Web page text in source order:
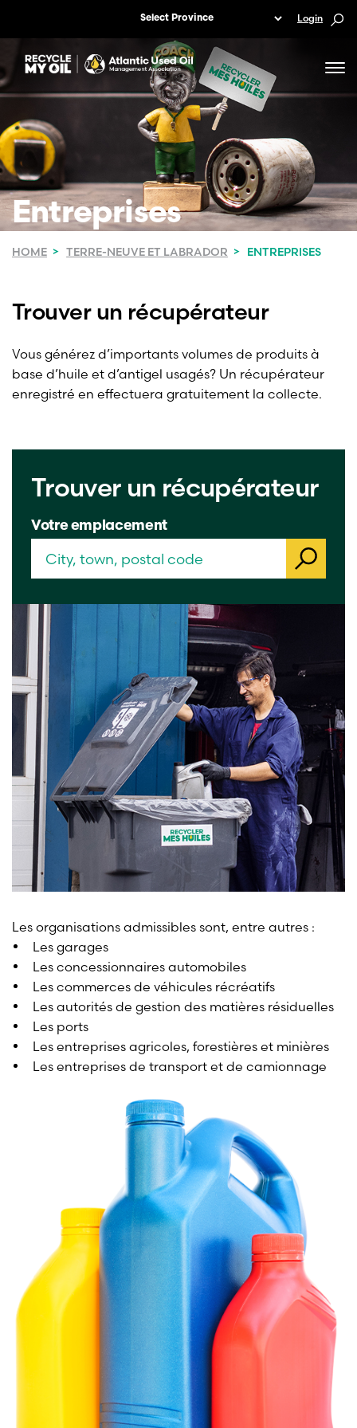
Login
Entreprises
HOME TERRE-NEUVE ET LABRADOR ENTREPRISES
Trouver un récupérateur
Vous générez d’importants volumes de produits à
base d’huile et d’antigel usagés? Un récupérateur
enregistré en effectuera gratuitement la collecte.
Trouver un récupérateur
Votre emplacement
Les organisations admissibles sont, entre autres :
Les garages
Les concessionnaires automobiles
Les commerces de véhicules récréatifs
Les autorités de gestion des matières résiduelles
Les ports
Les entreprises agricoles, forestières et minières
Les entreprises de transport et de camionnage